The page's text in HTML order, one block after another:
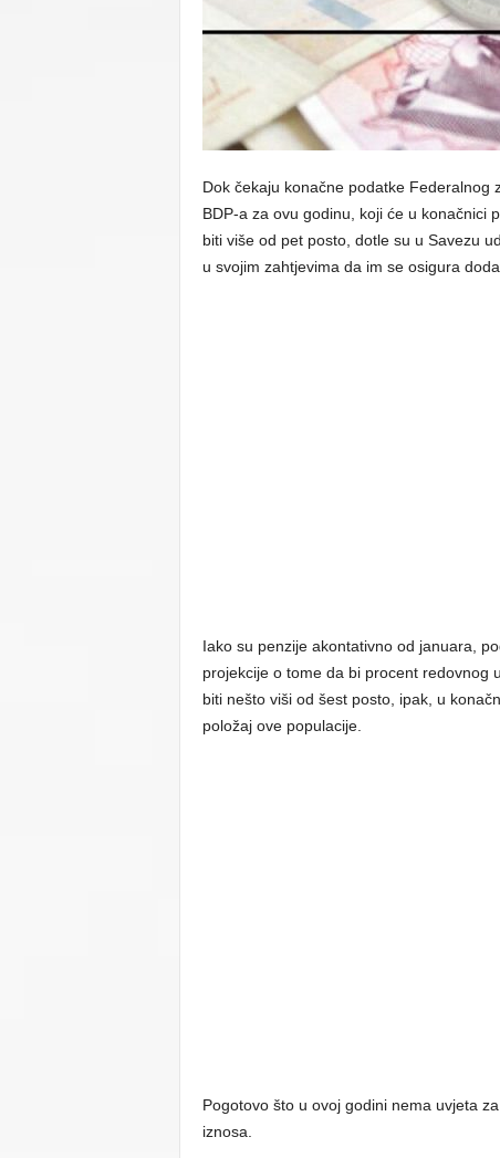
C
Dok čekaju konačne podatke Federalnog
BDP-a za ovu godinu, koji će u konačnici
biti više od pet posto, dotle su u Savezu
u svojim zahtjevima da im se osigura
Iako su penzije akontativno od januara,
projekcije o tome da bi procent redovnog
biti nešto viši od šest posto, ipak, u
položaj ove populacije.
Pogotovo što u ovoj godini nema uvjeta
iznosa.